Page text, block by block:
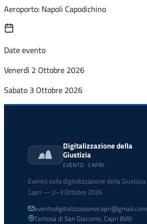
Aeroporto: Napoli Capodichino
Date evento
Venerdì 2 Ottobre 2026
Sabato 3 Ottobre 2026
Digitalizzazione della
Giustizia
EVENTO · CAPRI
Evento sulla digitalizzazione della Giustizia.
Capri — 2–3 Ottobre 2026.
eventodigitalizzazionecapri@gmail.com
Certosa di San Giacomo, Capri (NA)